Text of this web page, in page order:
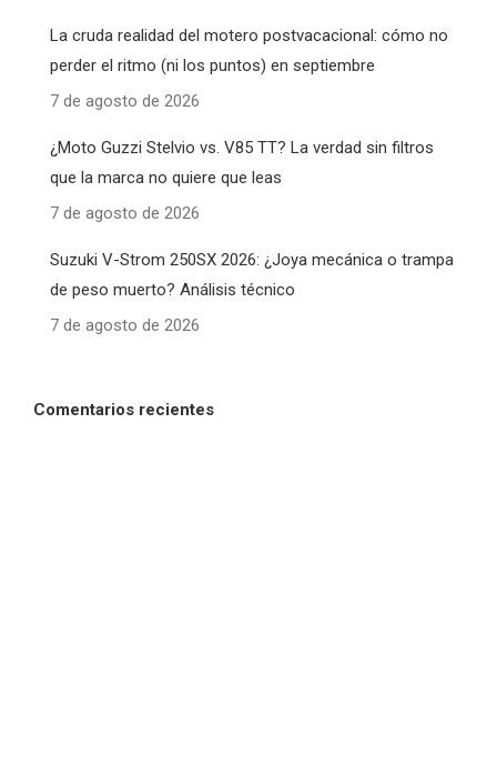
La cruda realidad del motero postvacacional: cómo no
perder el ritmo (ni los puntos) en septiembre
7 de agosto de 2026
¿Moto Guzzi Stelvio vs. V85 TT? La verdad sin filtros
que la marca no quiere que leas
7 de agosto de 2026
Suzuki V-Strom 250SX 2026: ¿Joya mecánica o trampa
de peso muerto? Análisis técnico
7 de agosto de 2026
Comentarios recientes